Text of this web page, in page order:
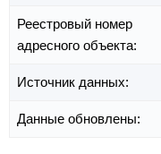
Реестровый номер
адресного объекта:
Источник данных:
Данные обновлены: